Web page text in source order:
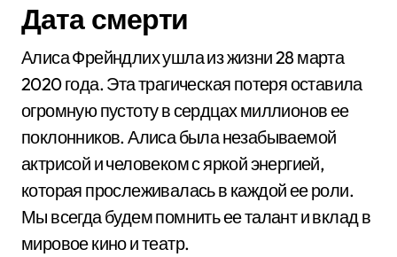
Дата смерти
Алиса Фрейндлих ушла из жизни 28 марта
2020 года. Эта трагическая потеря оставила
огромную пустоту в сердцах миллионов ее
поклонников. Алиса была незабываемой
актрисой и человеком с яркой энергией,
которая прослеживалась в каждой ее роли.
Мы всегда будем помнить ее талант и вклад в
мировое кино и театр.